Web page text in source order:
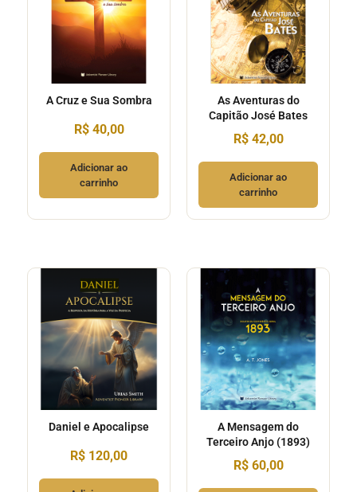
A Cruz e Sua Sombra
R$40,00
Adicionar ao
carrinho
As Aventuras do
Capitão José Bates
R$42,00
Adicionar ao
carrinho
Daniel e Apocalipse
R$ 120,00
A Mensagem do
Terceiro Anjo (1893)
R$60,00